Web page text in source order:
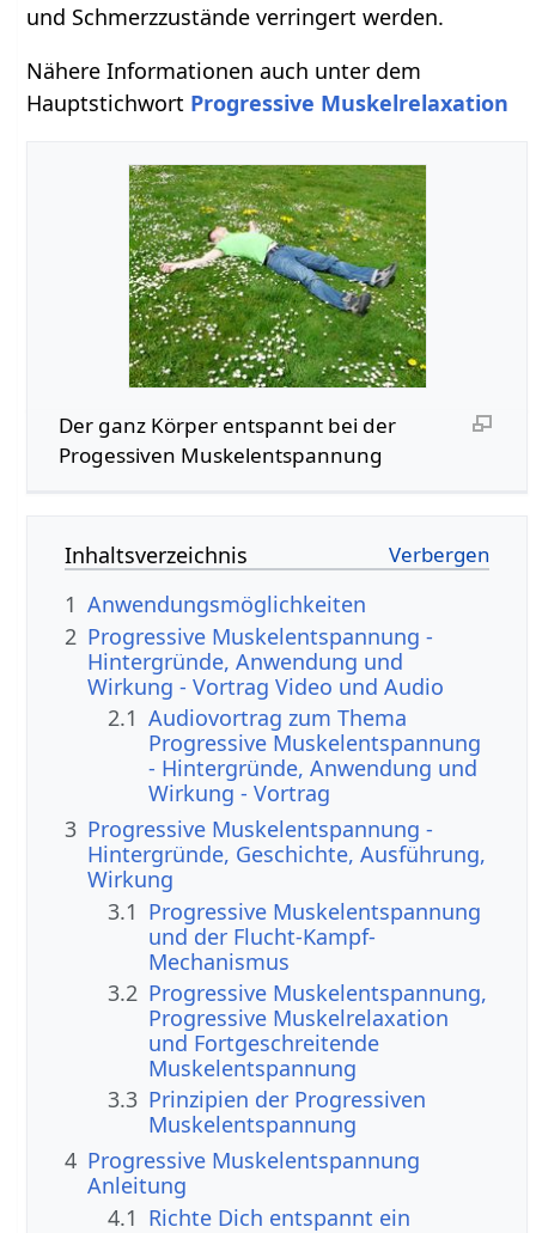
und Schmerzzustände verringert werden.
Nähere Informationen auch unter dem
Hauptstichwort Progressive Muskelrelaxation
Der ganz Körper entspannt bei der
Progessiven Muskelentspannung
Inhaltsverzeichnis
1 Anwendungsmöglichkeiten
2 Progressive Muskelentspannung -
Hintergründe, Anwendung und
Wirkung - Vortrag Video und Audio
2.1 Audiovortrag zum Thema
Progressive Muskelentspannung
- Hintergründe, Anwendung und
Wirkung - Vortrag
3 Progressive Muskelentspannung -
Hintergründe, Geschichte, Ausführung,
Wirkung
3.1 Progressive Muskelentspannung
und der Flucht-Kampf-
Mechanismus
3.2 Progressive Muskelentspannung,
Progressive Muskelrelaxation
und Fortgeschreitende
Muskelentspannung
3.3 Prinzipien der Progressiven
Muskelentspannung
4 Progressive Muskelentspannung
Anleitung
4.1 Richte Dich entspannt ein